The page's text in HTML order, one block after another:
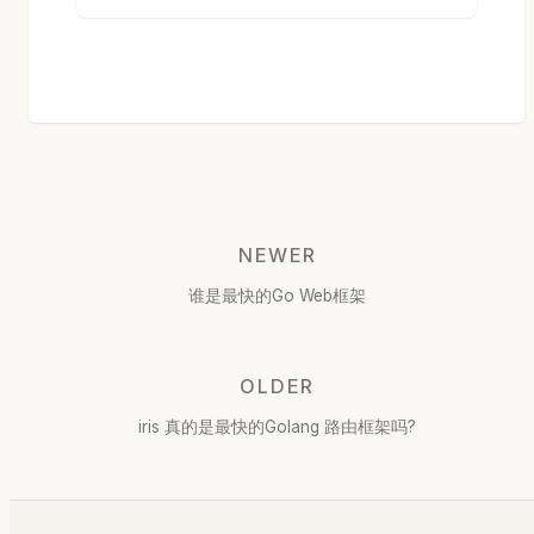
NEWER
谁是最快的Go Web框架
OLDER
iris 真的是最快的Golang 路由框架吗?